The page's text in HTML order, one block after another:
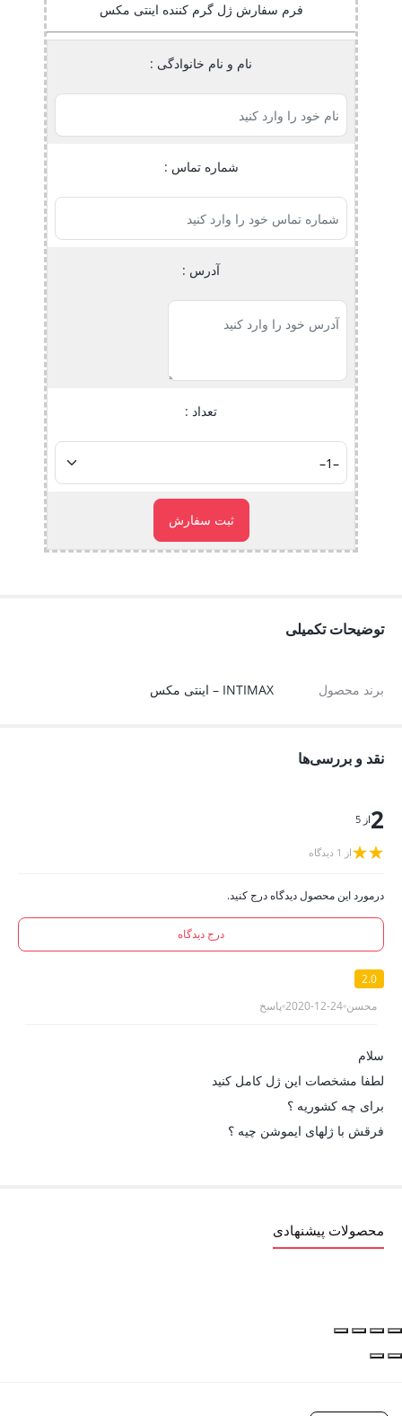
فرم سفارش ژل گرم کننده اینتی مکس
نام و نام خانوادگی :
شماره تماس :
آدرس :
تعداد :
توضیحات تکمیلی
برند محصول INTIMAX – اینتی مکس
نقد و بررسی‌ها
2از 5
از 1 دیدگاه
درمورد این محصول دیدگاه درج کنید.
درج دیدگاه
2.0
محسن 2020-12-24 پاسخ
سلام
لطفا مشخصات این ژل کامل کنید
برای چه کشوریه ؟
فرقش با ژلهای ایموشن چیه ؟
محصولات پیشنهادی